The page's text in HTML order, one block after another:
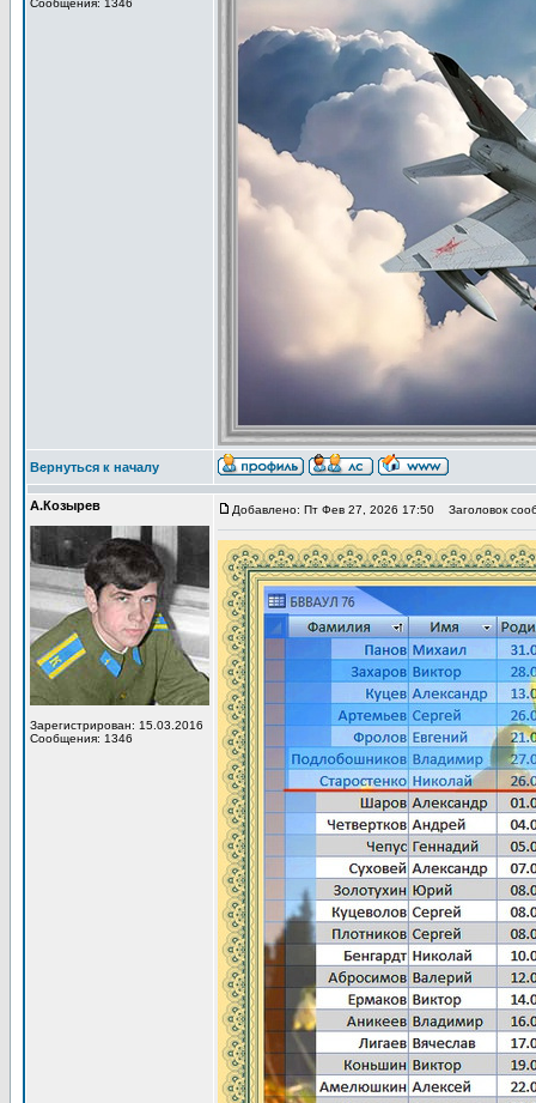
Сообщения: 1346
Вернуться к началу
А.Козырев
Зарегистрирован: 15.03.2016
Сообщения: 1346
Добавлено: Пт Фев 27, 2026 17:50 Заголовок